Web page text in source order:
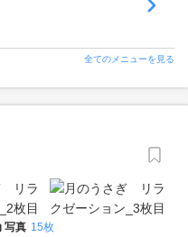
全てのメニューを見る
写真 15枚